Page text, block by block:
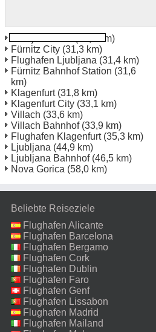
(28,4 km)
Fürnitz City (31,3 km)
Flughafen Ljubljana (31,4 km)
Fürnitz Bahnhof Station (31,6
km)
Klagenfurt(31,8 km)
Klagenfurt City (33,1 km)
Villach (33,6 km)
Villach Bahnhof(33,9 km)
Flughafen Klagenfurt(35,3 km)
Ljubljana (44,9 km)
Ljubljana Bahnhof(46,5 km)
Nova Gorica (58,0 km)
Beliebte Reiseziele
Flughafen Alicante
Flughafen Barcelona
Flughafen Bergamo
Flughafen Cork
Flughafen Dublin
Flughafen Faro
Flughafen Genf
Flughafen Lissabon
Flughafen Madrid
Flughafen Mailand